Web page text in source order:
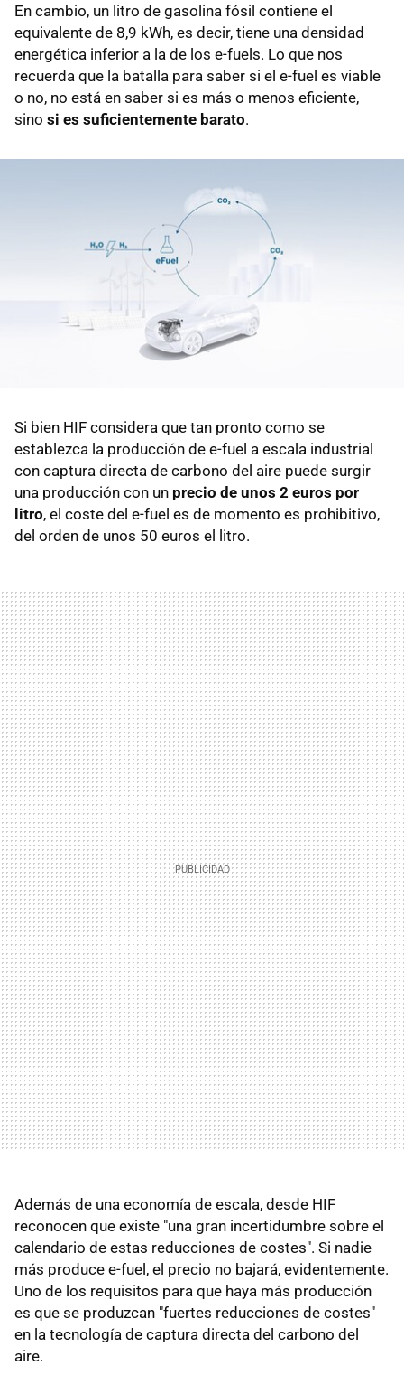
En cambio, un litro de gasolina fósil contiene el
equivalente de 8,9 kWh, es decir, tiene una densidad
energética inferior a la de los e-fuels. Lo que nos
recuerda que la batalla para saber si el e-fuel es viable
o no, no está en saber si es más o menos eficiente,
sino si es suficientemente barato.
Si bien HIF considera que tan pronto como se
establezca la producción de e-fuel a escala industrial
con captura directa de carbono del aire puede surgir
una producción con un precio de unos 2 euros por
litro, el coste del e-fuel es de momento es prohibitivo,
del orden de unos 50 euros el litro.
Además de una economía de escala, desde HIF
reconocen que existe "una gran incertidumbre sobre el
calendario de estas reducciones de costes". Si nadie
más produce e-fuel, el precio no bajará, evidentemente.
Uno de los requisitos para que haya más producción
es que se produzcan "fuertes reducciones de costes"
en la tecnología de captura directa del carbono del
aire.